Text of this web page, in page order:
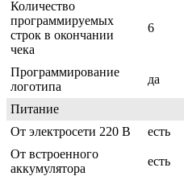
Количество
программируемых
строк в окончании
чека
6
Программирование
логотипа
да
Питание
От электросети 220 В
есть
От встроенного
аккумулятора
есть